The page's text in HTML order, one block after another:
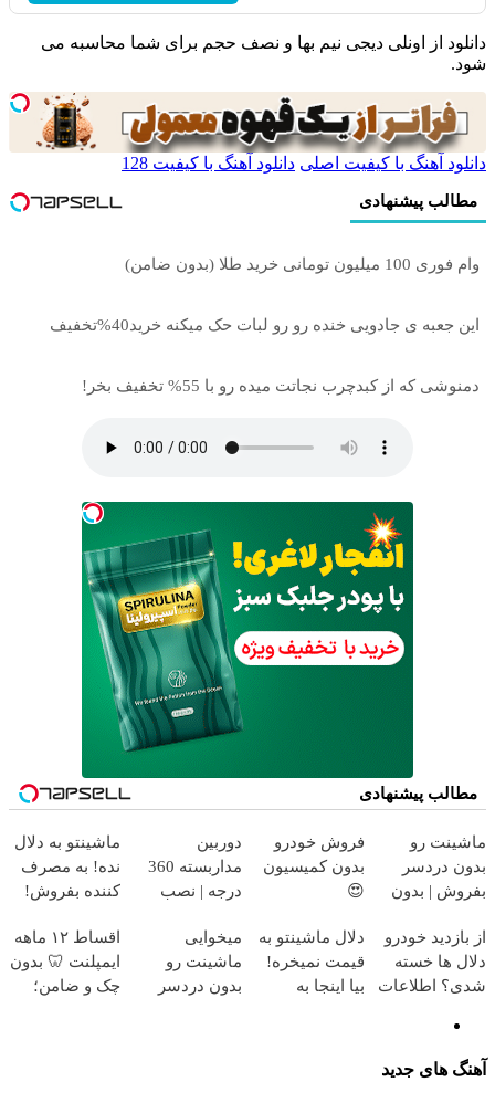
دانلود از اونلی دیجی نیم بها و نصف حجم برای شما محاسبه می
شود.
دانلود آهنگ با کیفیت اصلی دانلود آهنگ با کیفیت 128
مطالب پیشنهادی
وام فوری 100 میلیون تومانی خرید طلا (بدون ضامن)
این جعبه ی جادویی خنده رو رو لبات حک میکنه خرید40%تخفیف
دمنوشی که از کبدچرب نجاتت میده رو با 55% تخفیف بخر!
مطالب پیشنهادی
ماشینت رو
بدون دردسر
بفروش | بدون
فروش خودرو
بدون کمیسیون
😍
دوربین
مداربسته 360
درجه | نصب
ماشینتو به دلال
نده! به مصرف
کننده بفروش!
یک تماس
از بازدید خودرو
دلال ها خسته
شدی؟ اطلاعات
اینجا ثبت کن
دلال ماشینتو به
قیمت نمیخره!
بیا اینجا به
میخوایی
ماشینت رو
بدون دردسر
اقساط ۱۲ ماهه
ایمپلنت 🦷 بدون
چک و ضامن؛
آهنگ های جدید